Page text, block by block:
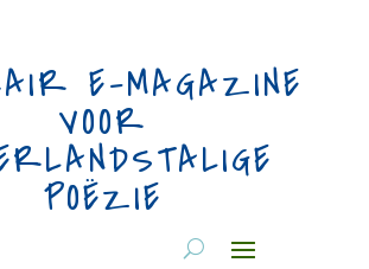
E-MAGAZINE
VOOR
POËZIE